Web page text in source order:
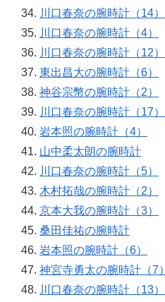
川口春奈の腕時計（14）
川口春奈の腕時計（4）
川口春奈の腕時計（12）
東出昌大の腕時計（6）
神谷宗幣の腕時計（2）
川口春奈の腕時計（17）
岩本照の腕時計（4）
山中柔太朗の腕時計
川口春奈の腕時計（5）
木村拓哉の腕時計（2）
京本大我の腕時計（3）
桑田佳祐の腕時計
岩本照の腕時計（6）
神宮寺勇太の腕時計（7）
川口春奈の腕時計（13）